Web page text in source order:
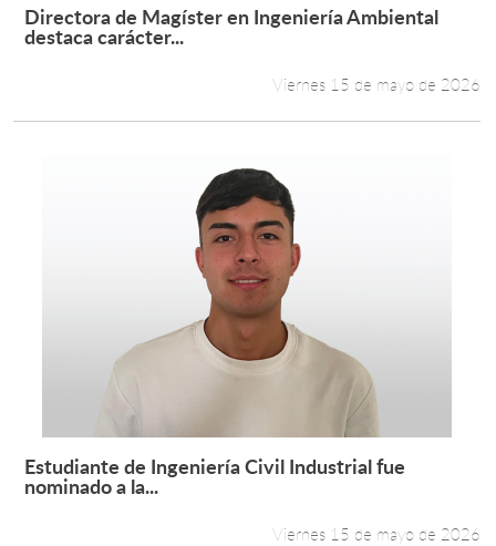
Leer más +
Directora de Magíster en Ingeniería Ambiental
destaca carácter...
Viernes 15 de mayo de 2026
Leer más +
Estudiante de Ingeniería Civil Industrial fue
nominado a la...
Viernes 15 de mayo de 2026